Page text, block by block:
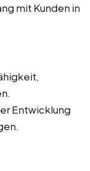
mit Kunden in
Entwicklung